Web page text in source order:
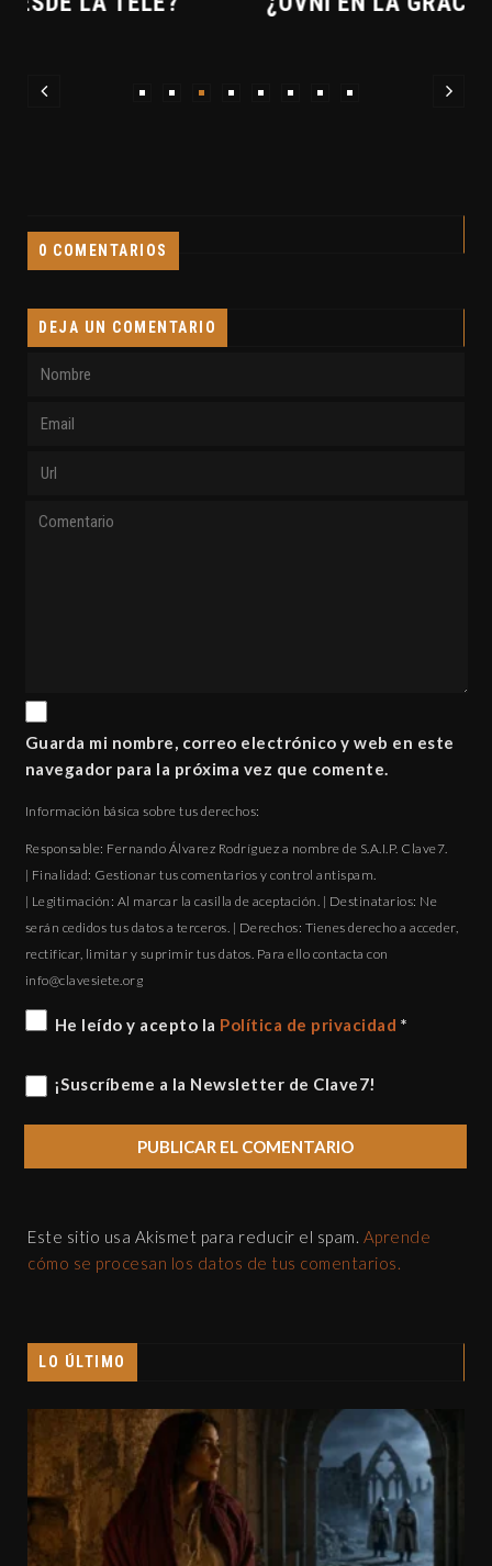
0 COMENTARIOS
DEJA UN COMENTARIO
Guarda mi nombre, correo electrónico y web en este
navegador para la próxima vez que comente.
Información básica sobre tus derechos:
Responsable: Fernando Álvarez Rodríguez a nombre de S.A.I.P. Clave7.
| Finalidad: Gestionar tus comentarios y control antispam.
| Legitimación: Al marcar la casilla de aceptación. | Destinatarios: Ne
serán cedidos tus datos a terceros. | Derechos: Tienes derecho a acceder,
rectificar, limitar y suprimir tus datos. Para ello contacta con
gro.eteisevalc@ofni
He leído y acepto la Política de privacidad *
¡Suscríbeme a la Newsletter de Clave7!
Este sitio usa Akismet para reducir el spam. Aprende
cómo se procesan los datos de tus comentarios.
LO ÚLTIMO